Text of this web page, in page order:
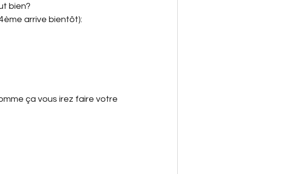
bien?
arrive bientôt):
ça vous irez faire votre